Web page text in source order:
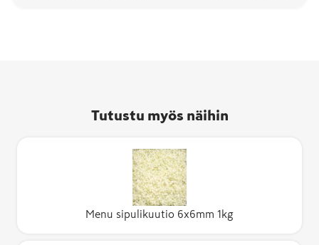
Tutustu myös näihin
Menu sipulikuutio 6x6mm 1kg